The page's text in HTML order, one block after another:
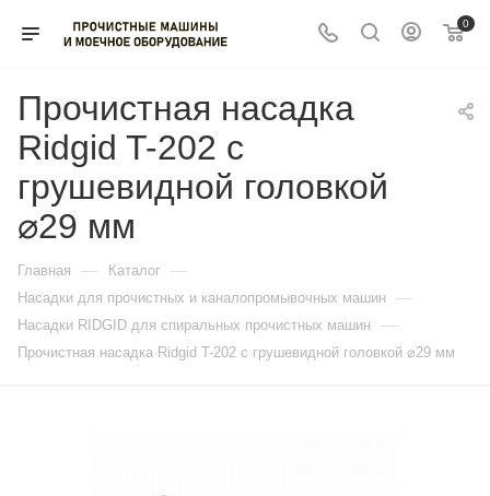
0
Прочистная насадка
Ridgid T-202 с
грушевидной головкой
⌀29 мм
Главная — Каталог —
Насадки для прочистных и каналопромывочных машин —
Насадки RIDGID для спиральных прочистных машин —
Прочистная насадка Ridgid T-202 с грушевидной головкой ⌀29 мм